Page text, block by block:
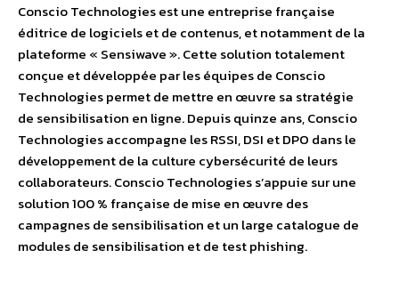
Conscio Technologies est une entreprise française
éditrice de logiciels et de contenus, et notamment de la
plateforme « Sensiwave ». Cette solution totalement
conçue et développée par les équipes de Conscio
Technologies permet de mettre en œuvre sa stratégie
de sensibilisation en ligne. Depuis quinze ans, Conscio
Technologies accompagne les RSSI, DSI et DPO dans le
développement de la culture cybersécurité de leurs
collaborateurs. Conscio Technologies s’appuie sur une
solution 100 % française de mise en œuvre des
campagnes de sensibilisation et un large catalogue de
modules de sensibilisation et de test phishing.